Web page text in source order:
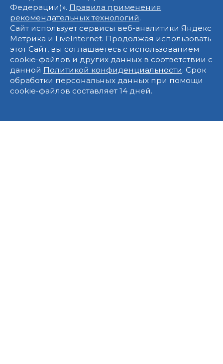
Федерации)». Правила применения
рекомендательных технологий.
Сайт использует сервисы веб-аналитики Яндекс
Метрика и LiveInternet. Продолжая использовать
этот Сайт, вы соглашаетесь с использованием
cookie-файлов и других данных в соответствии с
данной Политикой конфиденциальности. Срок
обработки персональных данных при помощи
cookie-файлов составляет 14 дней.